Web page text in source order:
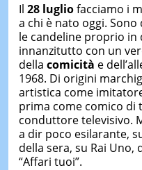
occupa della
dello sviluppo di
canali digitali.
Il 28 lugliofacciamo i
a chi è nato oggi.
le candeline proprio in
innanzitutto con un
della comicità e
1968. Di origini
artistica come
prima come comico di
conduttore televisivo.
a dir poco esilarante,
della sera, su Rai
“Affari tuoi”.